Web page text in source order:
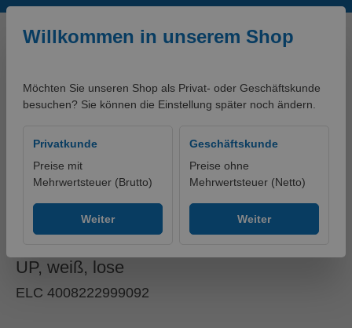
Zum Hauptinhalt springen
Willkommen in unserem Shop
Möchten Sie unseren Shop als Privat- oder Geschäftskunde
besuchen? Sie können die Einstellung später noch ändern.
Privatkunde
Preise mit
Mehrwertsteuer (Brutto)
Weiter
Geschäftskunde
Preise ohne
Mehrwertsteuer (Netto)
Weiter
Schuko-Steckdose 2-fach
UP, weiß, lose
ELC 4008222999092